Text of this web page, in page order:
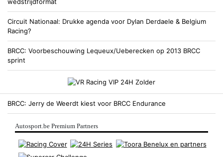
wedstrijdformat
Circuit Nationaal
Drukke agenda voor Dylan Derdaele & Belgium
Racing?
BRCC Voorbeschouwing Lequeux/Ueberecken op 2013 BRCC
sprint
BRCC Jerry de Weerdt kiest voor BRCC Endurance
Autosport.be Premium Partners